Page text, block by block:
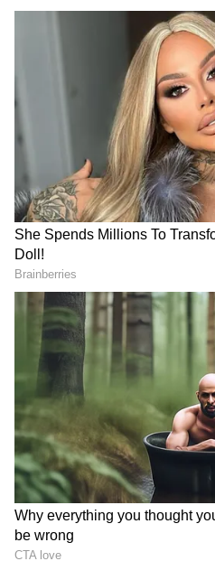
3
6
மூக்கில் தங்க
தேவியை
இது உங்கள் நிதி
பலப்படுத்துகிறது
பணத்திற்கு தட்டுப்பாடு